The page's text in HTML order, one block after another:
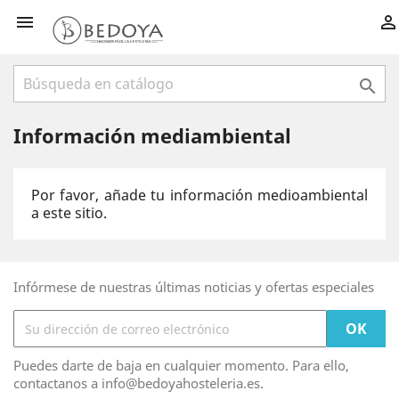
 

Información mediambiental
Por favor, añade tu información medioambiental
a este sitio.
Infórmese de nuestras últimas noticias y ofertas especiales
Puedes darte de baja en cualquier momento. Para ello,
contactanos a info@bedoyahosteleria.es.